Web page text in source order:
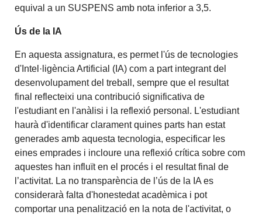
equival a un SUSPENS amb nota inferior a 3,5.
Ús de la IA
En aquesta assignatura, es permet l'ús de tecnologies
d'Intel·ligència Artificial (IA) com a part integrant del
desenvolupament del treball, sempre que el resultat
final reflecteixi una contribució significativa de
l'estudiant en l'anàlisi i la reflexió personal. L'estudiant
haurà d'identificar clarament quines parts han estat
generades amb aquesta tecnologia, especificar les
eines emprades i incloure una reflexió crítica sobre com
aquestes han influït en el procés i el resultat final de
l’activitat. La no transparència de l’ús de la IA es
considerarà falta d'honestedat acadèmica i pot
comportar una penalització en la nota de l'activitat, o